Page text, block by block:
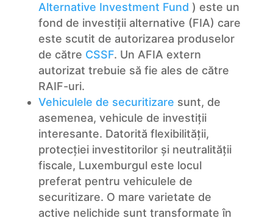
Alternative Investment Fund ) este un
fond de investiții alternative (FIA) care
este scutit de autorizarea produselor
de către CSSF. Un AFIA extern
autorizat trebuie să fie ales de către
RAIF-uri.
Vehiculele de securitizare sunt, de
asemenea, vehicule de investiții
interesante. Datorită flexibilității,
protecției investitorilor și neutralității
fiscale, Luxemburgul este locul
preferat pentru vehiculele de
securitizare. O mare varietate de
active nelichide sunt transformate în